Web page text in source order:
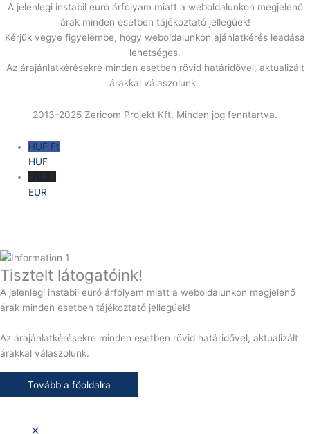
A jelenlegi instabil euró árfolyam miatt a weboldalunkon megjelenő
árak minden esetben tájékoztató jellegűek!
Kérjük vegye figyelembe, hogy weboldalunkon ajánlatkérés leadása
lehetséges.
Az árajánlatkérésekre minden esetben rövid határidővel, aktualizált
árakkal válaszolunk.
2013-2025 Zericom Projekt Kft. Minden jog fenntartva.
HUF Ft
HUF
EUR €
EUR
Tisztelt látogatóink!
A jelenlegi instabil euró árfolyam miatt a weboldalunkon megjelenő
árak minden esetben tájékoztató jellegűek!
Az árajánlatkérésekre minden esetben rövid határidővel, aktualizált
árakkal válaszolunk.
Tovább a főoldalra